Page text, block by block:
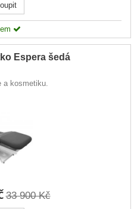
Espera šedá
a kosmetiku.
33 900 Kč